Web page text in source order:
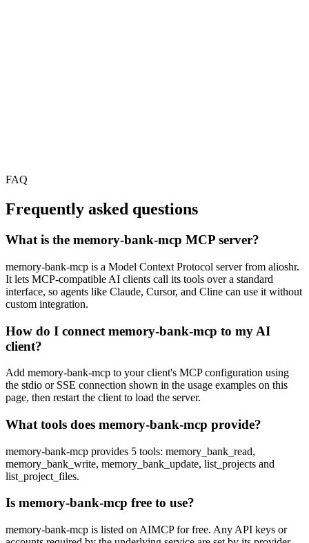
FAQ
Frequently asked questions
What is the memory-bank-mcp MCP server?
memory-bank-mcp is a Model Context Protocol server from alioshr.
It lets MCP-compatible AI clients call its tools over a standard
interface, so agents like Claude, Cursor, and Cline can use it without
custom integration.
How do I connect memory-bank-mcp to my AI
client?
Add memory-bank-mcp to your client's MCP configuration using
the stdio or SSE connection shown in the usage examples on this
page, then restart the client to load the server.
What tools does memory-bank-mcp provide?
memory-bank-mcp provides 5 tools: memory_bank_read,
memory_bank_write, memory_bank_update, list_projects and
list_project_files.
Is memory-bank-mcp free to use?
memory-bank-mcp is listed on AIMCP for free. Any API keys or